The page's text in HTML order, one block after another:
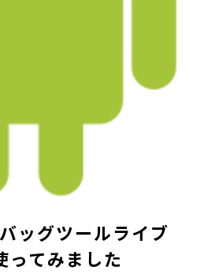
ッグツールライブ
てみました